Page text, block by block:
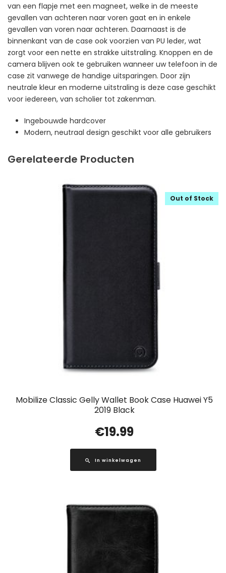
van een flapje met een magneet, welke in de meeste
gevallen van achteren naar voren gaat en in enkele
gevallen van voren naar achteren. Daarnaast is de
binnenkant van de case ook voorzien van PU leder, wat
zorgt voor een nette en strakke uitstraling. Knoppen en de
camera blijven ook te gebruiken wanneer uw telefoon in de
case zit vanwege de handige uitsparingen. Door zijn
neutrale kleur en moderne uitstraling is deze case geschikt
voor iedereen, van scholier tot zakenman.
Ingebouwde hardcover
Modern, neutraal design geschikt voor alle gebruikers
Gerelateerde Producten
Mobilize Classic Gelly Wallet Book Case Huawei Y5
2019 Black
Out of Stock
€19.99
In winkelwagen